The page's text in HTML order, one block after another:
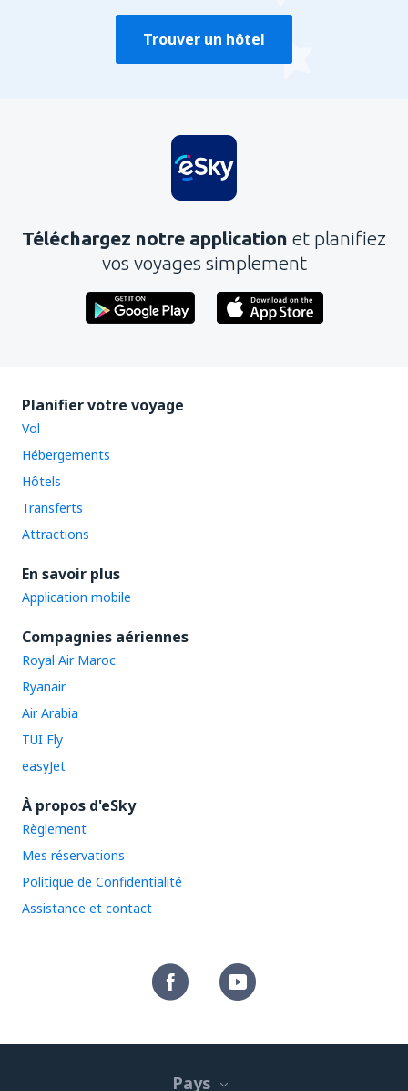
Trouver un hôtel
Téléchargez notre application et planifiez
vos voyages simplement
Planifier votre voyage
Vol
Hébergements
Hôtels
Transferts
Attractions
En savoir plus
Application mobile
Compagnies aériennes
Royal Air Maroc
Ryanair
Air Arabia
TUI Fly
easyJet
À propos d'eSky
Règlement
Mes réservations
Politique de Confidentialité
Assistance et contact
Pays